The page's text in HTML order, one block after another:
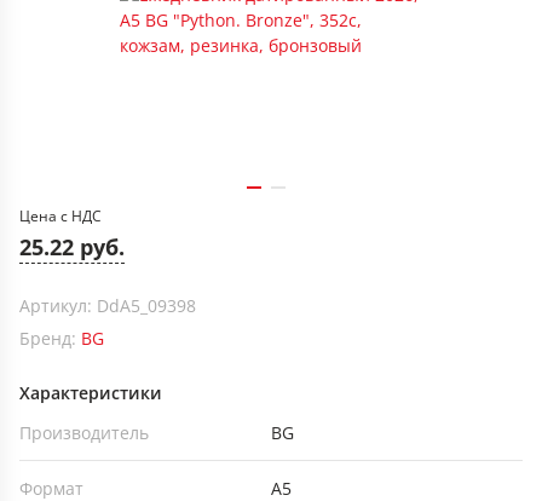
Цена с НДС
25.22 руб.
Артикул: DdА5_09398
Бренд: BG
Характеристики
Производитель
BG
Формат А5